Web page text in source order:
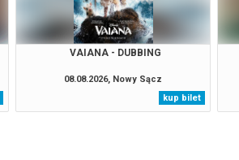
VAIANA - DUBBING
08.08.2026, Nowy Sącz
kup bilet